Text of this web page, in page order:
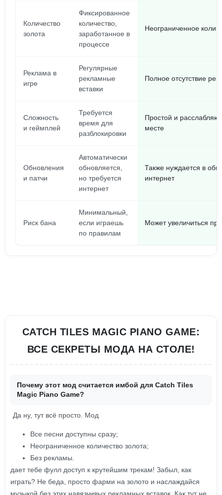
Количество
золота
Фиксированное
количество,
заработанное в
процессе
Неограниченное
Реклама в
игре
Регулярные
рекламные
вставки
Полное отсутствие
Сложность
и геймплей
Требуется
время для
разблокировки
Простой и
месте
Обновления
и патчи
Автоматически
обновляется,
но требуется
интернет
Также нуждается в
интернет
Риск бана
Минимальный,
если играешь
по правилам
Может увеличиться
CATCH TILES MAGIC PIANO GAME:
ВСЕ СЕКРЕТЫ МОДА НА СТОЛЕ!
Почему этот мод считается имбой для Catch Tiles
Magic Piano Game?
Да ну, тут всё просто. Мод
Все песни доступны сразу;
Неограниченное количество золота;
Без рекламы.
дает тебе фулл доступ к крутейшим трекам! Забыл, как
играть? Не беда, просто фарми на золото и наслаждайся